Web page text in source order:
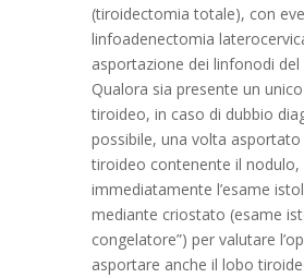
(tiroidectomia totale), con
linfoadenectomia
asportazione dei linfonodi del
Qualora sia presente un
tiroideo, in caso di dubbio
possibile, una volta
tiroideo contenente il nodulo,
immediatamente l’esame
mediante criostato (esame
congelatore”) per valutare
asportare anche il lobo